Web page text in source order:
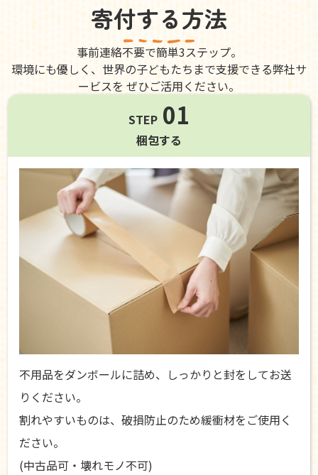
寄付する方法
事前連絡不要で簡単3ステップ。
環境にも優しく、世界の子どもたちまで支援できる弊社サ
ービスを ぜひご活用ください。
STEP 01
梱包する
不用品をダンボールに詰め、しっかりと封をしてお送
りください。
割れやすいものは、破損防止のため緩衝材をご使用く
ださい。
(中古品可・壊れモノ不可)